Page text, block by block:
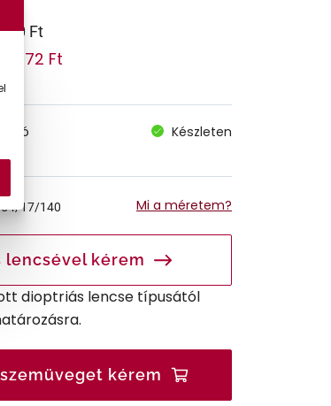
Ft
99.272 Ft
Készleten
54/17/140 Mi a méretem?
lencsével kérem
dioptriás lencse típusától
kérem